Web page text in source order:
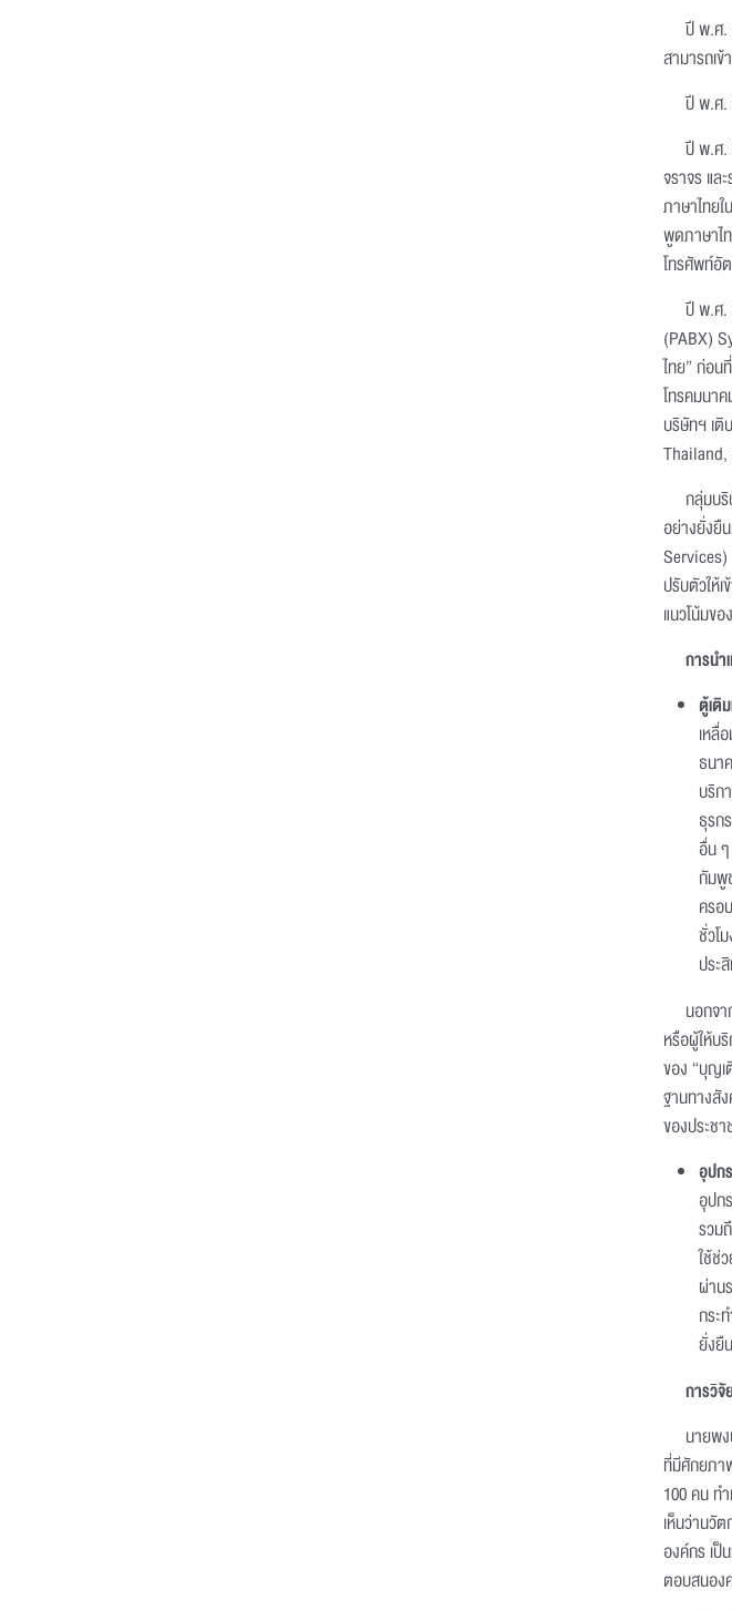
ปี พ.ศ.
สามารถเ
ปี พ.ศ.
ปี พ.ศ.
จราจร แล
ภาษาไทย
พูดภาษาไ
โทรศัพท์อั
ปี พ.ศ.
(PABX)
ไทย” ก่อน
โทรคมนา
บริษัทฯ เติ
Thailand,
กลุ่มบ
อย่างยั่งยื
Services)
ปรับตัวให้
แนวโน้มข
การนำ
ตู้เติ
เหลื่
ธนา
บริก
ธุรก
อื่น
กัมพู
ครอ
ชั่วโ
ประ
นอกจ
หรือผู้ให้บ
ของ “บุญเ
ฐานทางสั
ของประช
อุปก
อุปก
รวม
ใช้ช่
ผ่าน
กระ
ยั่งยื
การวิ
นายพ
ที่มีศักยภา
100 คน ท
เห็นว่านวั
องค์กร เป็
ตอบสนอง